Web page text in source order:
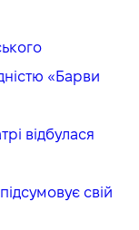
«Барви
відбулася
свій